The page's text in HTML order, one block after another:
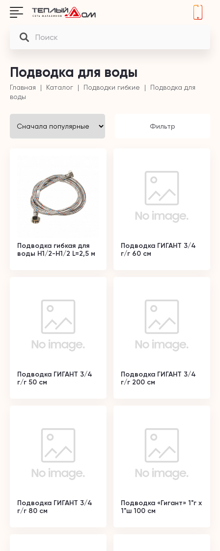
Подводка для воды
Главная Каталог Подводки гибкие
Подводка для
воды
Фильтр
Подводка гибкая для
воды Н1/2-Н1/2 L=2,5 м
Подводка ГИГАНТ 3/4
г/г 60 см
Подводка ГИГАНТ 3/4
г/г 50 см
Подводка ГИГАНТ 3/4
г/г 200 см
Подводка ГИГАНТ 3/4
г/г 80 см
Подводка «Гигант» 1"г х
1"ш 100 см